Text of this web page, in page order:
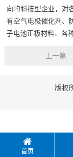
向的科技型企业，对
有空气电极催化剂、
子电池正极材料、各
上一篇
版权
首页